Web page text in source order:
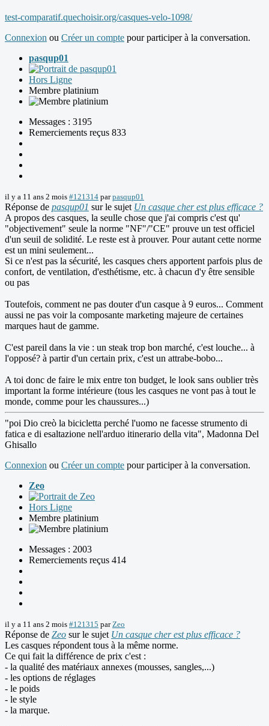
test-comparatif.quechoisir.org/casques-velo-1098/
Connexion ou Créer un compte pour participer à la conversation.
pasqup01
Hors Ligne
Membre platinium
Messages : 3195
Remerciements reçus 833
il y a 11 ans 2 mois #121314 parpasqup01
Réponse de pasqup01 sur le sujet Un casque cher est plus efficace ?
A propos des casques, la seulle chose que j'ai compris c'est qu'
"objectivement" seule la norme "NF"/"CE" prouve un test officiel
d'un seuil de solidité. Le reste est à prouver. Pour autant cette norme
est un mini seulement...
Si ce n'est pas la sécurité, les casques chers apportent parfois plus de
confort, de ventilation, d'esthétisme, etc. à chacun d'y être sensible
ou pas
Toutefois, comment ne pas douter d'un casque à 9 euros... Comment
aussi ne pas voir la composante marketing majeure de certaines
marques haut de gamme.
C'est pareil dans la vie : un steak trop bon marché, c'est louche... à
l'opposé? à partir d'un certain prix, c'est un attrabe-bobo...
A toi donc de faire le mix entre ton budget, le look sans oublier très
important la forme intérieure (tous les casques ne vont pas à tout le
monde, comme pour les chaussures...)
"poi Dio creò la bicicletta perché l'uomo ne facesse strumento di
fatica e di esaltazione nell'arduo itinerario della vita", Madonna Del
Ghisallo
Connexion ou Créer un compte pour participer à la conversation.
Zeo
Hors Ligne
Membre platinium
Messages : 2003
Remerciements reçus 414
il y a 11 ans 2 mois #121315 parZeo
Réponse de Zeo sur le sujet Un casque cher est plus efficace ?
Les casques répondent tous à la même norme.
Ce qui fait la différence de prix c'est :
- la qualité des matériaux annexes (mousses, sangles,...)
- les options de réglages
- le poids
- le style
- la marque.